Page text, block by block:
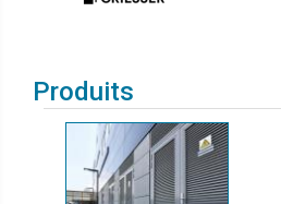
Produits